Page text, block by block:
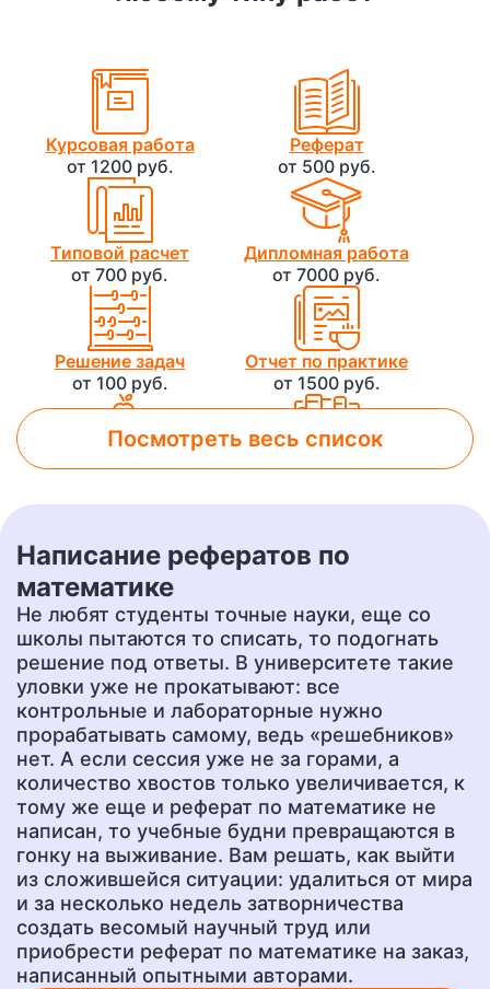
Курсовая работа
от 1200 руб.
Реферат
от 500 руб.
Типовой расчет
от 700 руб.
Дипломная работа
от 7000 руб.
Решение задач
от 100 руб.
Отчет по практике
от 1500 руб.
Лабораторная работа
Контрольная работа
Чертеж
от 700 руб.
Презентация
от 500 руб.
Перевод
от 400 руб.
Эссе
от 400 руб.
Сочинение
от 400 руб.
Ответы на тесты
от 400 руб.
Рецензия
от 700 руб.
Посмотреть весь список
Написание рефератов по
математике
Не любят студенты точные науки, еще со
школы пытаются то списать, то подогнать
решение под ответы. В университете такие
уловки уже не прокатывают: все
контрольные и лабораторные нужно
прорабатывать самому, ведь «решебников»
нет. А если сессия уже не за горами, а
количество хвостов только увеличивается, к
тому же еще и реферат по математике не
написан, то учебные будни превращаются в
гонку на выживание. Вам решать, как выйти
из сложившейся ситуации: удалиться от мира
и за несколько недель затворничества
создать весомый научный труд или
приобрести реферат по математике на заказ,
написанный опытными авторами.